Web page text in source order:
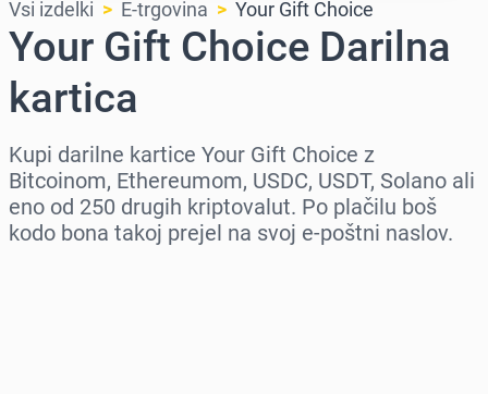
Vsi izdelki E-trgovina Your Gift Choice
Your Gift Choice Darilna
kartica
Kupi darilne kartice Your Gift Choice z
Bitcoinom, Ethereumom, USDC, USDT, Solano ali
eno od 250 drugih kriptovalut. Po plačilu boš
kodo bona takoj prejel na svoj e-poštni naslov.